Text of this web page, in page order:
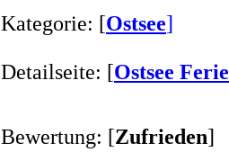
Kategorie: [Ostsee]
Detailseite: [Ostsee
Bewertung: [Zufrieden